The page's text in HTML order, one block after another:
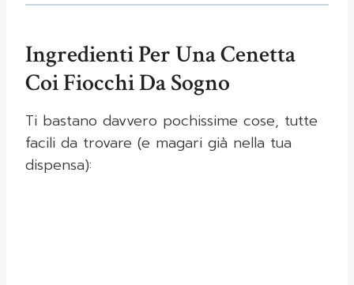
Ingredienti Per Una Cenetta
Coi Fiocchi Da Sogno
Ti bastano davvero pochissime cose, tutte
facili da trovare (e magari già nella tua
dispensa):